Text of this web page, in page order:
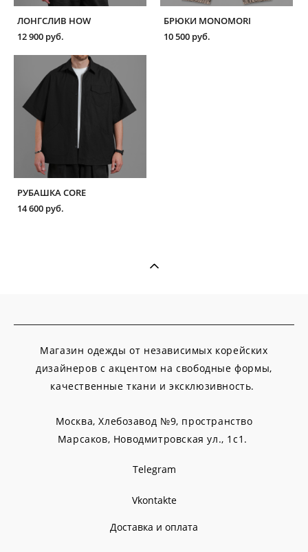
ЛОНГСЛИВ HOW
12 900 pуб.
БРЮКИ MONOMORI
10 500 pуб.
РУБАШКА CORE
14 600 pуб.
Магазин одежды от независимых корейских
дизайнеров с акцентом на свободные формы,
качественные ткани и эксклюзивность.
Москва, Хлебозавод №9, пространство
Марсаков, Новодмитровская ул., 1с1.
Telegram
Vkontakte
Доставка и оплата